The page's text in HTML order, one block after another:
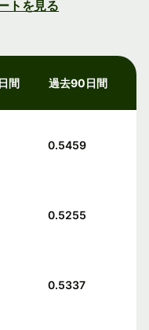
トを見る
間 過去90日間
0.5459
0.5255
0.5337